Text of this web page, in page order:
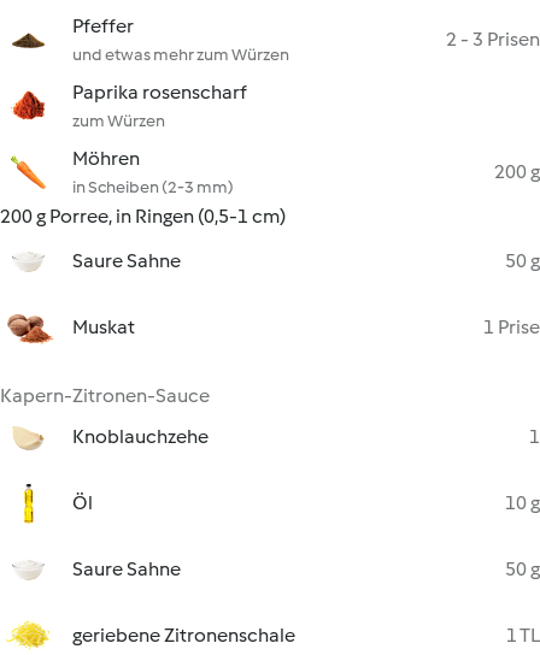
Pfeffer
und etwas mehr zum Würzen
2 - 3 Prisen
Paprika rosenscharf
zum Würzen
Möhren
in Scheiben (2-3 mm)
200 g
200 g Porree, in Ringen (0,5-1 cm)
Saure Sahne
50 g
Muskat 1 Prise
Kapern-Zitronen-Sauce
Knoblauchzehe
1
Öl 10 g
Saure Sahne 50 g
geriebene Zitronenschale 1 TL